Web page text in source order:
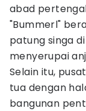
abad
"Bummerl"
patung singa
menyerupai
Selain itu,
tua dengan
bangunan